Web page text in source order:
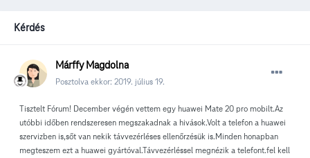
Kérdés
Márffy Magdolna
Posztolva ekkor: 2019. július 19.
Tisztelt Fórum! December végén vettem egy huawei Mate 20 pro mobilt.Az
utóbbi időben rendszeresen megszakadnak a hivások.Volt a telefon a huawei
szervizben is,sőt van nekik távvezérléses ellenőrzésük is.Minden honapban
megteszem ezt a huawei gyártóval.Távvezérléssel megnézik a telefont.fel kell